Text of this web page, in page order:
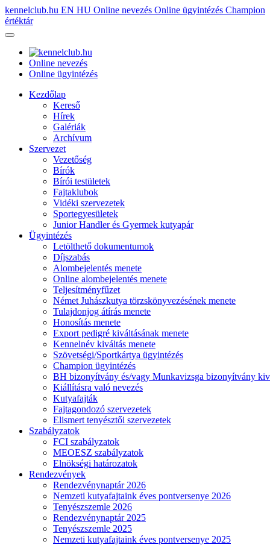
kennelclub.hu EN HU Online nevezés Online ügyintézés Champion
értéktár
Online nevezés
Online ügyintézés
Kezdőlap
Kereső
Hírek
Galériák
Archívum
Szervezet
Vezetőség
Bírók
Bírói testületek
Fajtaklubok
Vidéki szervezetek
Sportegyesületek
Junior Handler és Gyermek kutyapár
Ügyintézés
Letölthető dokumentumok
Díjszabás
Alombejelentés menete
Online alombejelentés menete
Teljesítményfűzet
Német Juhászkutya törzskönyvezésének menete
Tulajdonjog átírás menete
Honosítás menete
Export pedigré kiváltásának menete
Kennelnév kiváltás menete
Szövetségi/Sportkártya ügyintézés
Champion ügyintézés
BH bizonyítvány és/vagy Munkavizsga bizonyítvány
Kiállításra való nevezés
Kutyafajták
Fajtagondozó szervezetek
Elismert tenyésztői szervezetek
Szabályzatok
FCI szabályzatok
MEOESZ szabályzatok
Elnökségi határozatok
Rendezvények
Rendezvénynaptár 2026
Nemzeti kutyafajtaink éves pontversenye 2026
Tenyészszemle 2026
Rendezvénynaptár 2025
Tenyészszemle 2025
Nemzeti kutyafajtaink éves pontversenye 2025